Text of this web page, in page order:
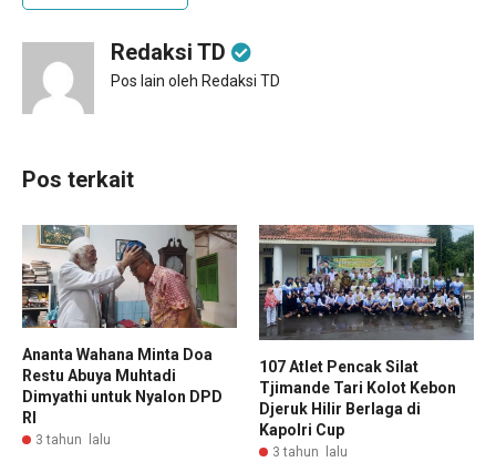
Redaksi TD
Pos lain oleh Redaksi TD
Pos terkait
Ananta Wahana Minta Doa
Restu Abuya Muhtadi
Dimyathi untuk Nyalon DPD
RI
3 tahun lalu
107 Atlet Pencak Silat
Tjimande Tari Kolot Kebon
Djeruk Hilir Berlaga di
Kapolri Cup
3 tahun lalu